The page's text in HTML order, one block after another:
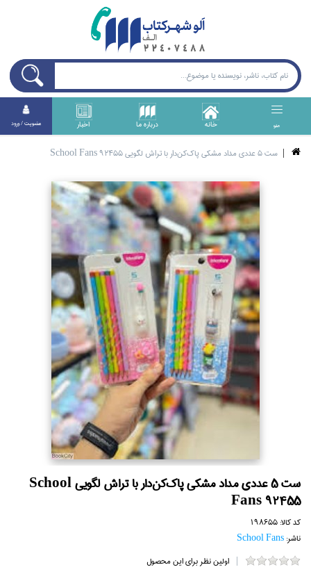
منو خانه درباره ما اخبار عضويت / ورود
ست 5 عددي مداد مشكي پاك‌كن‌دار با تراش لگويي School Fans 92455
ست 5 عددي مداد مشكي پاك‌كن‌دار با تراش لگويي School
Fans 92455
کد کالا:198655
ناشر:School Fans
اولین نظر برای این محصول